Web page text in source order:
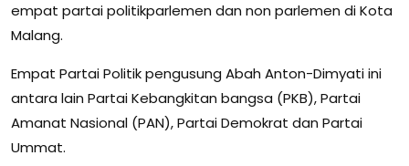
empat partai politikparlemen dan non parlemen di Kota
Malang.
Empat Partai Politik pengusung Abah Anton-Dimyati ini
antara lain Partai Kebangkitan bangsa (PKB), Partai
Amanat Nasional (PAN), Partai Demokrat dan Partai
Ummat.